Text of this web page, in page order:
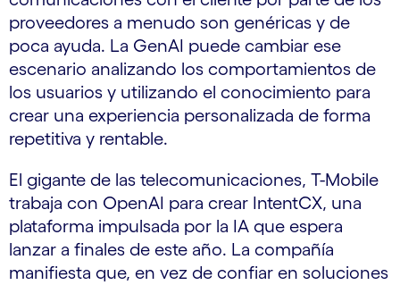
proveedores a menudo son genéricas y de
poca ayuda. La GenAI puede cambiar ese
escenario analizando los comportamientos de
los usuarios y utilizando el conocimiento para
crear una experiencia personalizada de forma
repetitiva y rentable.
El gigante de las telecomunicaciones, T-Mobile
trabaja con OpenAI para crear IntentCX, una
plataforma impulsada por la IA que espera
lanzar a finales de este año. La compañía
manifiesta que, en vez de confiar en soluciones